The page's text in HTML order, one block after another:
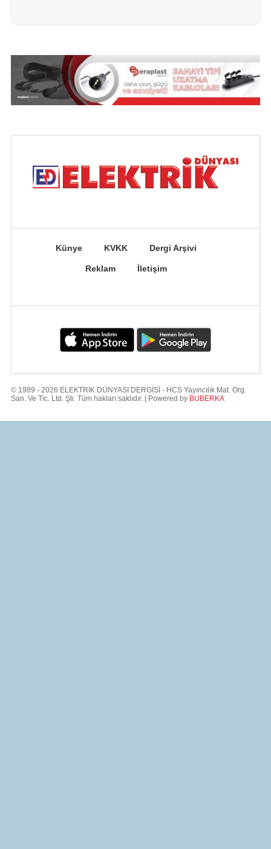
Künye KVKK Dergi Arşivi
Reklam İletişim
© 1989 - 2026 ELEKTRİK DÜNYASI DERGİSİ - HCS Yayıncılık Mat. Org.
San. Ve Tic. Ltd. Şti. Tüm hakları saklıdır. | Powered by BUBERKA